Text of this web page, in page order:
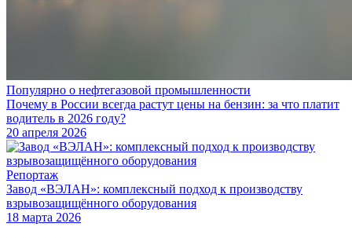
Популярно о нефтегазовой промышленности
Почему в России всегда растут цены на бензин: за что платит
водитель в 2026 году?
20 апреля 2026
Репортаж
Завод «ВЭЛАН»: комплексный подход к производству
взрывозащищённого оборудования
18 марта 2026